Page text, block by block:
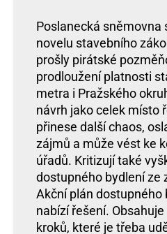
Poslanecká sněmovna
novelu stavebního
prošly pirátské
prodloužení platnosti
metra i Pražského
návrh jako celek místo
přinese další chaos,
zájmů a může vést ke
úřadů. Kritizují také
dostupného bydlení ze
Akční plán dostupného
nabízí řešení.
kroků, které je třeba